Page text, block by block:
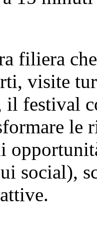
filiera
visite
il festival
le
social),